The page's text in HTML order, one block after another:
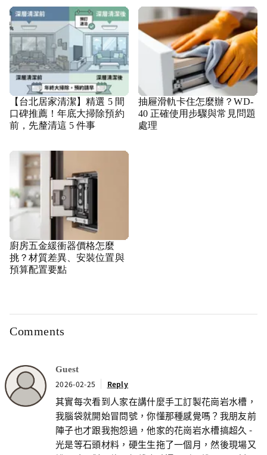
【台北居家清潔】精選 5 間
口碑推薦！年底大掃除預約
前，先釐清這 5 件事
抽屜滑軌卡住怎麼辦？WD-
40 正確使用步驟與常見問題
處理
廚房五金緩衝器價格怎麼
挑？材質差異、安裝位置與
預算配置要點
Comments
Guest
2026-02-25 Reply
其實每次看到人家在講什麼手工訂製花崗岩水槽，
我腦袋就開始冒問號，你懂那種感覺嗎？我朋友前
陣子也才跟我抱怨過，他家的花崗岩水槽搞超久 -
光是等石頭材料，硬生生拖了一個月，然後現場又